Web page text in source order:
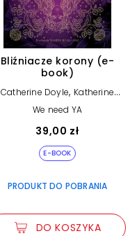
Bliźniacze korony (e-
book)
Catherine Doyle, Katherine
Webber
We need YA
39,00 zł
E-BOOK
PRODUKT DO POBRANIA
DO KOSZYKA